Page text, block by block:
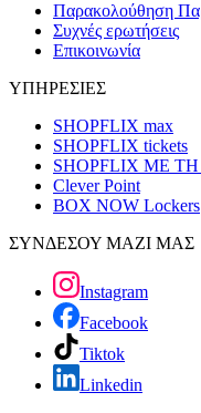
Παρακολούθηση
Συχνές ερωτήσεις
Επικοινωνία
ΥΠΗΡΕΣΙΕΣ
SHOPFLIX max
SHOPFLIX tickets
SHOPFLIX ΜΕ
Clever Point
BOX NOW Lockers
ΣΥΝΔΕΣΟΥ ΜΑΖΙ ΜΑΣ
Instagram
Facebook
Tiktok
Linkedin